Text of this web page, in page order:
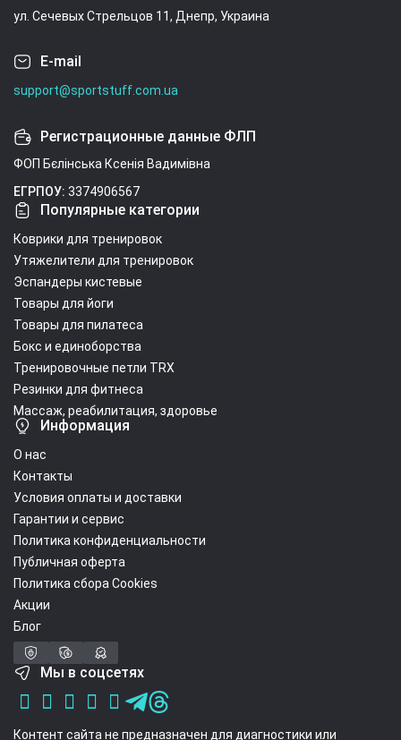
ул. Сечевых Стрельцов 11, Днепр, Украина
E-mail
support@sportstuff.com.ua
Регистрационные данные ФЛП
ФОП Бєлінська Ксенія Вадимівна
ЕГРПОУ: 3374906567
Популярные категории
Коврики для тренировок
Утяжелители для тренировок
Эспандеры кистевые
Товары для йоги
Товары для пилатеса
Бокс и единоборства
Тренировочные петли TRX
Резинки для фитнеса
Массаж, реабилитация, здоровье
Информация
О нас
Контакты
Условия оплаты и доставки
Гарантии и сервис
Политика конфиденциальности
Публичная оферта
Политика сбора Cookies
Акции
Блог
Мы в соцсетях
Контент сайта не предназначен для диагностики или